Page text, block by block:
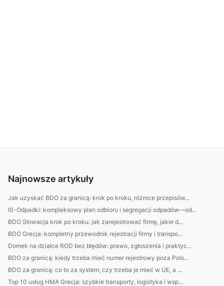
Najnowsze artykuły
Jak uzyskać BDO za granicą: krok po kroku, różnice przepisów...
IS-Odpadki: kompleksowy plan odbioru i segregacji odpadów—od...
BDO Słowacja krok po kroku: jak zarejestrować firmę, jakie d...
BDO Grecja: kompletny przewodnik rejestracji firmy i transpo...
Domek na działce ROD bez błędów: prawo, zgłoszenia i praktyc...
BDO za granicą: kiedy trzeba mieć numer rejestrowy poza Pols...
BDO za granicą: co to za system, czy trzeba je mieć w UE, a ...
Top 10 usług HMA Grecja: szybkie transporty, logistyka i wsp...